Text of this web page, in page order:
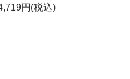
円(税込)